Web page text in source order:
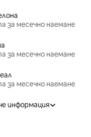
за месечно наемане
за месечно наемане
за месечно наемане
информация